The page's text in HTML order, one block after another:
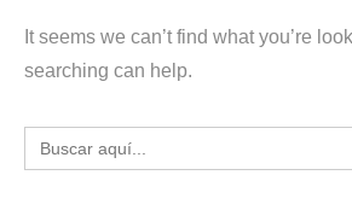
It seems we can’t find what you’re
searching can help.
Buscar: